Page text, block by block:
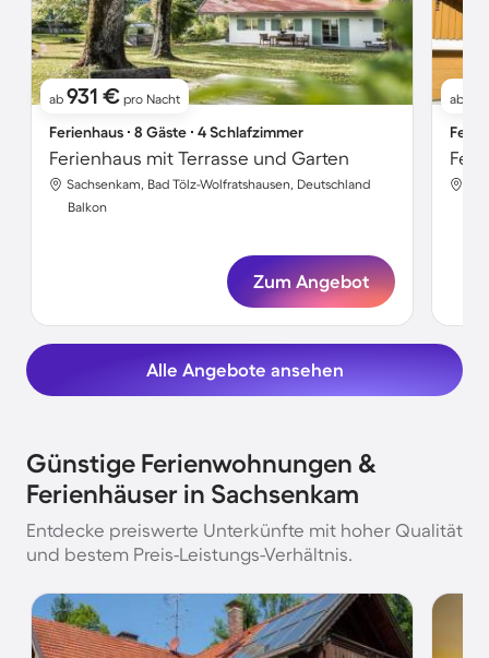
ab 931 € pro Nacht
Ferienhaus ∙ 8 Gäste ∙ 4 Schlafzimmer
Ferienhaus mit Terrasse und Garten
Sachsenkam, Bad Tölz-Wolfratshausen, Deutschland
Balkon
Zum Angebot
ab
Alle Angebote ansehen
Günstige Ferienwohnungen &
Ferienhäuser in Sachsenkam
Entdecke preiswerte Unterkünfte mit hoher Qualität
und bestem Preis-Leistungs-Verhältnis.